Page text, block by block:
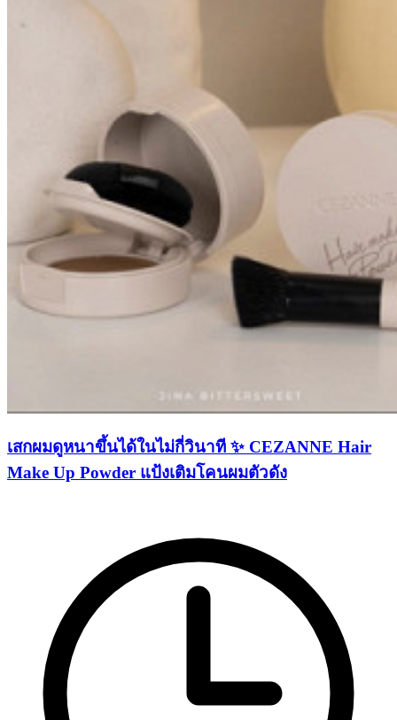
เสกผมดูหนาขึ้นได้ในไม่กี่วินาที ✨ CEZANNE Hair
Make Up Powder แป้งเติมโคนผมตัวดัง